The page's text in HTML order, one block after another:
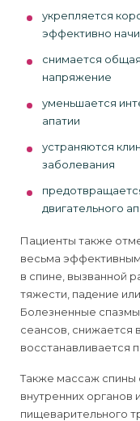
укрепляется
эффективно
снимается
напряжение
уменьшается
апатии
устраняются
заболевания
двигательного
Пациенты также
весьма
в спине, вызванной
тяжести, падение
Болезненные
сеансов, снижается
восстанавливается
Также массаж спины
внутренних органов
пищеварительного